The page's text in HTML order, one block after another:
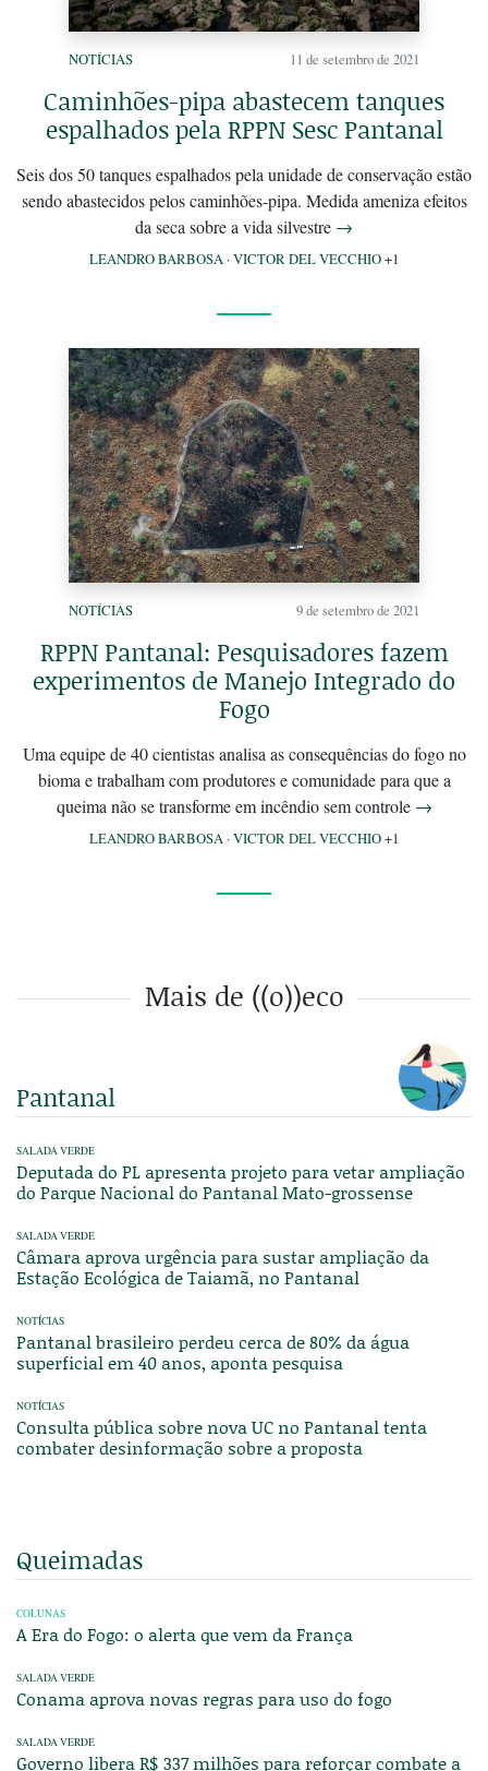
NOTÍCIAS 11 de setembro de 2021
Caminhões-pipa abastecem tanques
espalhados pela RPPN Sesc Pantanal
Seis dos 50 tanques espalhados pela unidade de conservação estão
sendo abastecidos pelos caminhões-pipa. Medida ameniza efeitos
da seca sobre a vida silvestre →
LEANDRO BARBOSA ·VICTOR DEL VECCHIO+1
NOTÍCIAS 9 de setembro de 2021
RPPN Pantanal: Pesquisadores fazem
experimentos de Manejo Integrado do
Fogo
Uma equipe de 40 cientistas analisa as consequências do fogo no
bioma e trabalham com produtores e comunidade para que a
queima não se transforme em incêndio sem controle →
LEANDRO BARBOSA ·VICTOR DEL VECCHIO+1
Mais de ((o))eco
Pantanal
SALADA VERDE
Deputada do PL apresenta projeto para vetar ampliação
do Parque Nacional do Pantanal Mato-grossense
SALADA VERDE
Câmara aprova urgência para sustar ampliação da
Estação Ecológica de Taiamã, no Pantanal
NOTÍCIAS
Pantanal brasileiro perdeu cerca de 80% da água
superficial em 40 anos, aponta pesquisa
NOTÍCIAS
Consulta pública sobre nova UC no Pantanal tenta
combater desinformação sobre a proposta
Queimadas
COLUNAS
A Era do Fogo: o alerta que vem da França
SALADA VERDE
Conama aprova novas regras para uso do fogo
SALADA VERDE
Governo libera R$ 337 milhões para reforçar combate a